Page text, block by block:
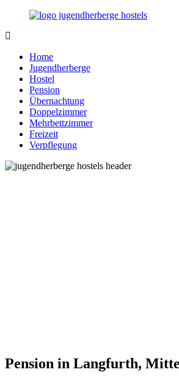
Zurück
Inhalt
Hostels.de
junge
jung
gebliebene
Menschen
Home
Jugendherberge
Hostel
Pension
Übernachtung
Doppelzimmer
Mehrbettzimmer
Freizeit
Verpflegung
Pension in Langfurth,